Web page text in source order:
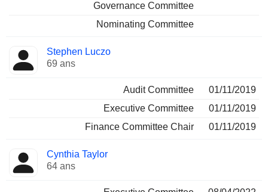
Governance Committee
Nominating Committee
Stephen Luczo
69 ans
Audit Committee
01/11/2019
Executive Committee
01/11/2019
Finance Committee Chair
01/11/2019
Cynthia Taylor
64 ans